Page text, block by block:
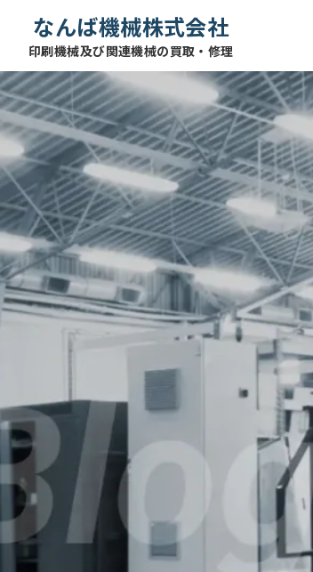
なんば機械株式会社
印刷機械及び関連機械の買取・修理